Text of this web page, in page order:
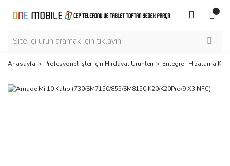
Anasayfa Profesyonel İşler İçin Hırdavat Ürünleri Entegre | Hizalama